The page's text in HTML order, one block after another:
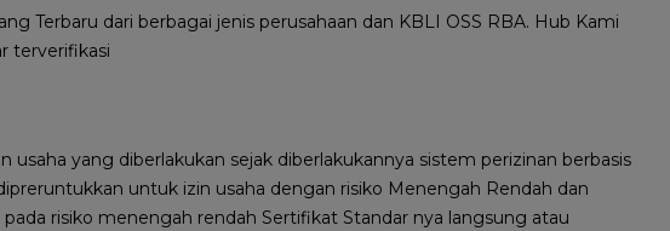
Terbaru dari berbagai jenis perusahaan dan KBLI OSS RBA. Hub Kami
terverifikasi
usaha yang diberlakukan sejak diberlakukannya sistem perizinan berbasis
untuk izin usaha dengan risiko Menengah Rendah dan
risiko menengah rendah Sertifikat Standar nya langsung atau